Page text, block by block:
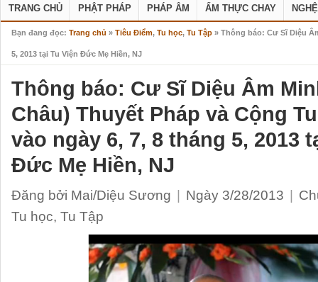
TRANG CHỦ PHẬT PHÁP PHÁP ÂM ẨM THỰC CHAY
Bạn đang đọc: Trang chủ » Tiêu Điểm, Tu học, Tu Tập » Thông báo: Cư Sĩ Diệu
5, 2013 tại Tu Viện Đức Mẹ Hiền, NJ
Thông báo: Cư Sĩ Diệu Âm
Châu) Thuyết Pháp và Cộng
vào ngày 6, 7, 8 tháng 5, 2013
Đức Mẹ Hiền, NJ
Đăng bởi Mai/Diệu Sương Ngày 3/28/2013
Tu học, Tu Tập